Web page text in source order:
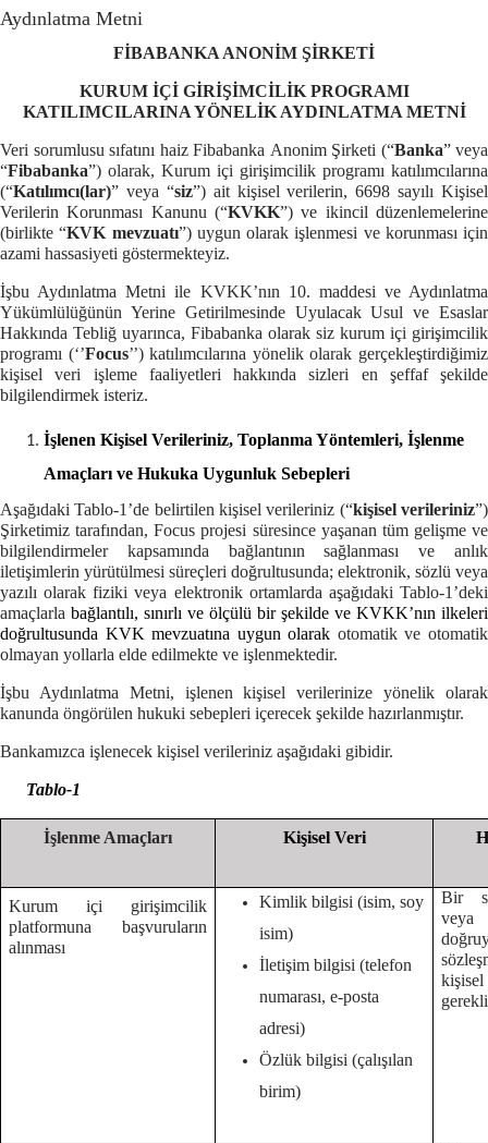
Aydınlatma Metni
FİBABANKA ANONİM ŞİRKETİ
KURUM İÇİ GİRİŞİMCİLİK PROGRAMI
KATILIMCILARINAYÖNELİK AYDINLATMA METNİ
Veri sorumlusu sıfatını haiz Fibabanka Anonim Şirketi (“Banka” veya
“Fibabanka”) olarak, Kurum içi girişimcilik programı katılımcılarına
(“Katılımcı(lar)” veya “siz”) ait kişisel verilerin, 6698 sayılı Kişisel
Verilerin Korunması Kanunu (“KVKK”) ve ikincil düzenlemelerine
(birlikte “KVK mevzuatı”) uygun olarak işlenmesi ve korunması için
azami hassasiyeti göstermekteyiz.
İşbu Aydınlatma Metni ile KVKK’nın 10. maddesi ve Aydınlatma
Yükümlülüğünün Yerine Getirilmesinde Uyulacak Usul ve Esaslar
Hakkında Tebliğ uyarınca, Fibabanka olarak siz kurum içi girişimcilik
programı (‘’Focus’’) katılımcılarına yönelik olarak gerçekleştirdiğimiz
kişisel veri işleme faaliyetleri hakkında sizleri en şeffaf şekilde
bilgilendirmek isteriz.
İşlenen Kişisel Verileriniz, Toplanma Yöntemleri, İşlenme
Amaçları ve Hukuka Uygunluk Sebepleri
Aşağıdaki Tablo-1’de belirtilen kişisel verileriniz (“kişisel verileriniz”)
Şirketimiz tarafından, Focus projesi süresince yaşanan tüm gelişme ve
bilgilendirmeler kapsamında bağlantının sağlanması ve anlık
iletişimlerin yürütülmesi süreçleri doğrultusunda; elektronik, sözlü veya
yazılı olarak fiziki veya elektronik ortamlarda aşağıdaki Tablo-1’deki
amaçlarla bağlantılı, sınırlı ve ölçülü bir şekilde ve KVKK’nın ilkeleri
doğrultusunda KVK mevzuatına uygun olarak otomatik ve otomatik
olmayan yollarla elde edilmekte ve işlenmektedir.
İşbu Aydınlatma Metni, işlenen kişisel verilerinize yönelik olarak
kanunda öngörülen hukuki sebepleri içerecek şekilde hazırlanmıştır.
Bankamızca işlenecek kişisel verileriniz aşağıdaki gibidir.
Tablo-1
İşlenme Amaçları Kişisel Veri
Kurum içi girişimcilik
platformuna başvuruların
alınması
Kimlik bilgisi (isim, soy
isim)
İletişim bilgisi (telefon
numarası, e-posta
adresi)
Özlük bilgisi (çalışılan
birim)
Bir
veya